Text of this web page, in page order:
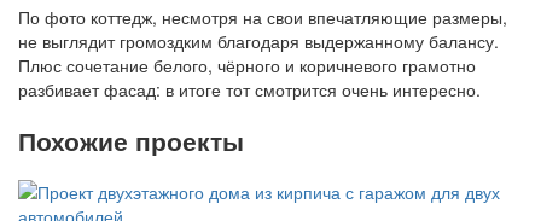
По фото коттедж, несмотря на свои впечатляющие размеры,
не выглядит громоздким благодаря выдержанному балансу.
Плюс сочетание белого, чёрного и коричневого грамотно
разбивает фасад: в итоге тот смотрится очень интересно.
Похожие проекты